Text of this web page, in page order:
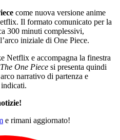
come nuova versione anime
Il formato comunicato per la
300 minuti complessivi,
iniziale di One Piece.
Netflix e accompagna la finestra
The One Piece si presenta quindi
narrativo di partenza e
e rimani aggiornato!